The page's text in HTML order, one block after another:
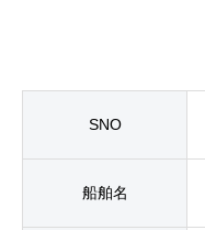
SNO
船舶名